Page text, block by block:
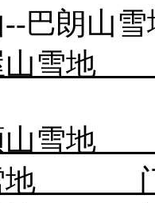
--巴朗山雪
山雪
顶山雪
地 门